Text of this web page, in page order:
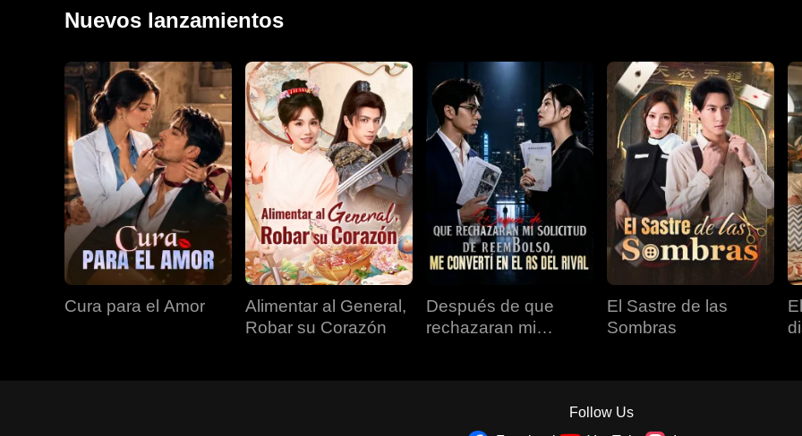
Nuevos lanzamientos
Cura para el Amor
Alimentar al General,
Robar su Corazón
Después de que
rechazaran mi
El Sastre de las
Sombras
Follow Us